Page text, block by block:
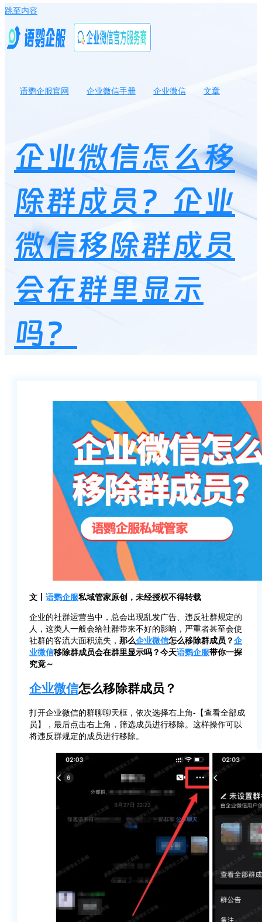
跳至内容
语鹦企服官网 企业微信手册 企业微信
文章
企业微信怎么移
除群成员？企业
微信移除群成员
会在群里显示
吗？
文丨 语鹦企服私域管家原创，未经授权不得转载
企业的社群运营当中，总会出现乱发广告、违反社群规定的
人，这类人一般会给社群带来不好的影响，严重者甚至会使
社群的客流大面积流失， 那么企业微信怎么移除群成员？企
业微信移除群成员会在群里显示吗？今天语鹦企服带你一探
究竟～
企业微信怎么移除群成员？
打开企业微信的群聊聊天框，依次选择右上角-【查看全部成
员】，最后点击右上角，筛选成员进行移除。这样操作可以
将违反群规定的成员进行移除。